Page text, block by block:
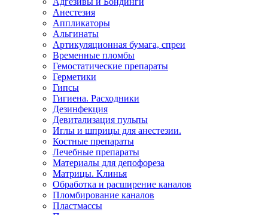
Анестезия
Аппликаторы
Альгинаты
Артикуляционная бумага, спреи
Временные пломбы
Гемостатические препараты
Герметики
Гипсы
Гигиена. Расходники
Дезинфекция
Девитализация пульпы
Иглы и шприцы для анестезии.
Костные препараты
Лечебные препараты
Материалы для депофореза
Матрицы. Клинья
Обработка и расширение каналов
Пломбирование каналов
Пластмассы